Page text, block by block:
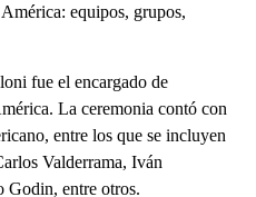
equipos, grupos,
fue el encargado de
La ceremonia contó con
entre los que se incluyen
Valderrama, Iván
Godin, entre otros.